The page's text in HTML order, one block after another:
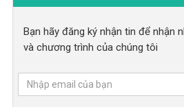
Bạn hãy đăng ký nhận tin để nhận
và chương trình của chúng tôi